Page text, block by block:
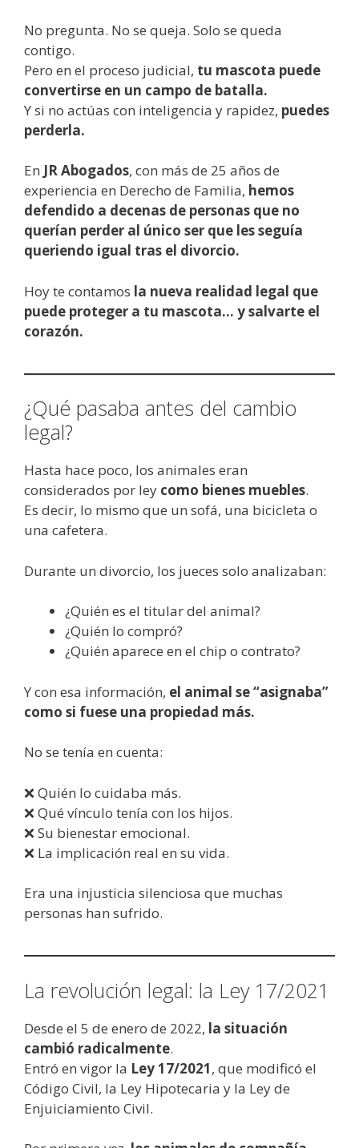
No pregunta. No se queja. Solo se queda
contigo.
Pero en el proceso judicial, tu mascota puede
convertirse en un campo de batalla.
Y si no actúas con inteligencia y rapidez, puedes
perderla.
En JR Abogados, con más de 25 años de
experiencia en Derecho de Familia, hemos
defendido a decenas de personas que no
querían perder al único ser que les seguía
queriendo igual tras el divorcio.
Hoy te contamos la nueva realidad legal que
puede proteger a tu mascota… y salvarte el
corazón.
¿Qué pasaba antes del cambio
legal?
Hasta hace poco, los animales eran
considerados por ley como bienes muebles.
Es decir, lo mismo que un sofá, una bicicleta o
una cafetera.
Durante un divorcio, los jueces solo analizaban:
¿Quién es el titular del animal?
¿Quién lo compró?
¿Quién aparece en el chip o contrato?
Y con esa información, el animal se “asignaba”
como si fuese una propiedad más.
No se tenía en cuenta:
❌ Quién lo cuidaba más.
❌ Qué vínculo tenía con los hijos.
❌ Su bienestar emocional.
❌ La implicación real en su vida.
Era una injusticia silenciosa que muchas
personas han sufrido.
La revolución legal: la Ley 17/2021
Desde el 5 de enero de 2022, la situación
cambió radicalmente.
Entró en vigor la Ley 17/2021, que modificó el
Código Civil, la Ley Hipotecaria y la Ley de
Enjuiciamiento Civil.